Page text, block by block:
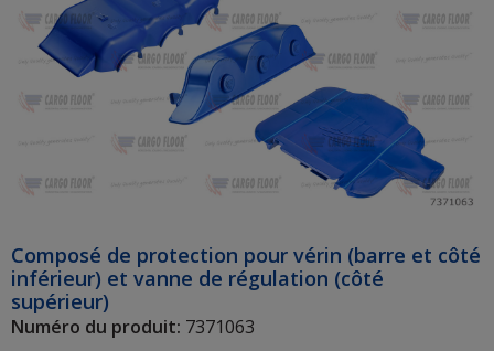
Composé de protection pour vérin (barre et côté
inférieur) et vanne de régulation (côté
supérieur)
Numéro du produit: 7371063